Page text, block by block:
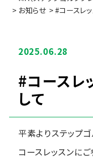
お知らせ
#コースレ
2025.06.28
#コースレ
して
平素よりステップ
コースレッスンに